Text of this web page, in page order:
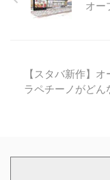
オー
【スタバ新作】
ラペチーノがどん